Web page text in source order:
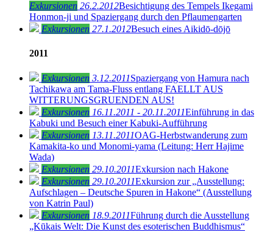
Exkursionen 26.2.2012Besichtigung des Tempels Ikegami
Honmon-ji und Spaziergang durch den Pflaumengarten
Exkursionen 27.1.2012Besuch eines Aikidō-dōjō
2011
Exkursionen 3.12.2011Spaziergang von Hamura nach
Tachikawa am Tama-Fluss entlang FAELLT AUS
WITTERUNGSGRUENDEN AUS!
Exkursionen 16.11.2011 - 20.11.2011Einführung in das
Kabuki und Besuch einer Kabuki-Aufführung
Exkursionen 13.11.2011OAG-Herbstwanderung zum
Kamakita-ko und Monomi-yama (Leitung: Herr Hajime
Wada)
Exkursionen 29.10.2011Exkursion nach Hakone
Exkursionen 29.10.2011Exkursion zur „Ausstellung:
Aufschlagen – Deutsche Spuren in Hakone“ (Ausstellung
von Katrin Paul)
Exkursionen 18.9.2011Führung durch die Ausstellung
„Kūkais Welt: Die Kunst des esoterischen Buddhismus“